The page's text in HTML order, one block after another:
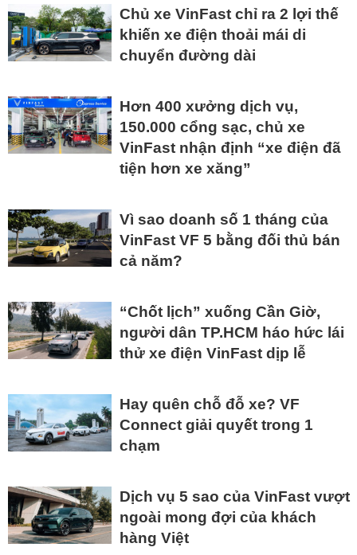
Chủ xe VinFast chỉ ra 2 lợi thế
khiến xe điện thoải mái di
chuyển đường dài
Hơn 400 xưởng dịch vụ,
150.000 cổng sạc, chủ xe
VinFast nhận định “xe điện đã
tiện hơn xe xăng”
Vì sao doanh số 1 tháng của
VinFast VF 5 bằng đối thủ bán
cả năm?
“Chốt lịch” xuống Cần Giờ,
người dân TP.HCM háo hức lái
thử xe điện VinFast dịp lễ
Hay quên chỗ đỗ xe? VF
Connect giải quyết trong 1
chạm
Dịch vụ 5 sao của VinFast vượt
ngoài mong đợi của khách
hàng Việt